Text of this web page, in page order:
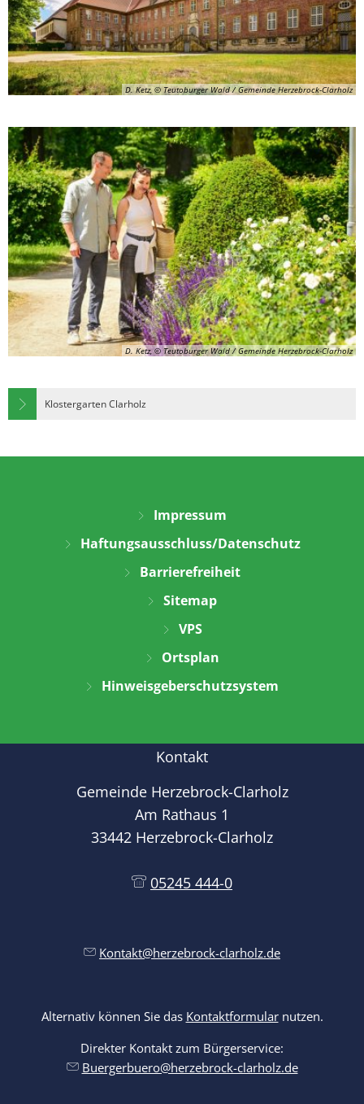
D. Ketz, © Teutoburger Wald / Gemeinde Herzebrock-Clarholz
D. Ketz, © Teutoburger Wald / Gemeinde Herzebrock-Clarholz
Klostergarten Clarholz
Impressum
Haftungsausschluss/Datenschutz
Barrierefreiheit
Sitemap
VPS
Ortsplan
Hinweisgeberschutzsystem
Kontakt
Gemeinde Herzebrock-Clarholz
Am Rathaus 1
33442 Herzebrock-Clarholz
05245 444-0
Kontakt@herzebrock-clarholz.de
Alternativ können Sie das Kontaktformularnutzen.
Direkter Kontakt zum Bürgerservice:
Buergerbuero@herzebrock-clarholz.de